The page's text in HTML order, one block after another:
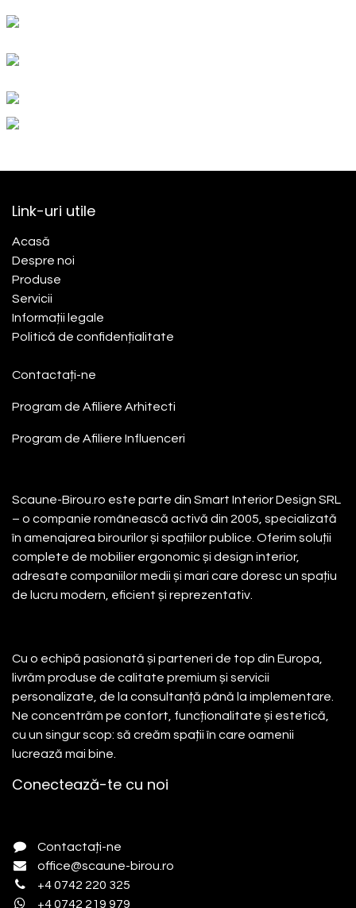
Link-uri utile
Acasă​
Despre noi
Produse
Servicii
Informații legale
Politică de confidențialitate
Contactați-ne
Program de Afiliere Arhitecti
Program de Afiliere Influenceri
Scaune-Birou.ro este parte din Smart Interior Design SRL
– o companie românească activă din 2005, specializată
în amenajarea birourilor și spațiilor publice. Oferim soluții
complete de mobilier ergonomic și design interior,
adresate companiilor medii și mari care doresc un spațiu
de lucru modern, eficient și reprezentativ.
Cu o echipă pasionată și parteneri de top din Europa,
livrăm produse de calitate premium și servicii
personalizate, de la consultanță până la implementare.
Ne concentrăm pe confort, funcționalitate și estetică,
cu un singur scop: să creăm spații în care oamenii
lucrează mai bine.
Conectează-te cu noi
Contactați-ne
office@scaune-birou.ro
+4 0742 220 325
+4 0742 219 979